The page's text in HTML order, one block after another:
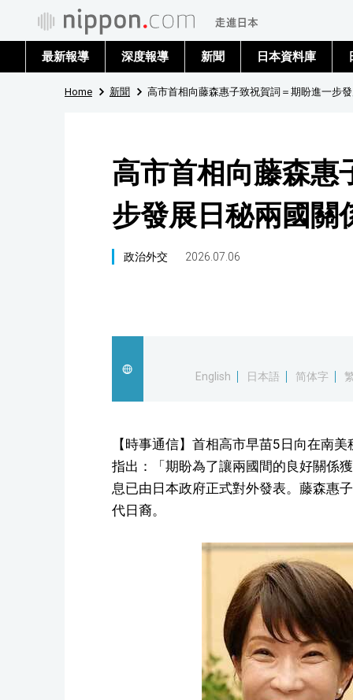
最新報導 深度報導 新聞 日本資料庫
Home 新聞 高市首相向藤森惠子致祝賀詞＝期盼進一步
高市首相向藤森惠
步發展日秘兩國關
政治外交 2026.07.06
English 日本語 简体字
【時事通信】首相高市早苗5日向在南
指出：「期盼為了讓兩國間的良好關係
息已由日本政府正式對外發表。藤森惠
代日裔。